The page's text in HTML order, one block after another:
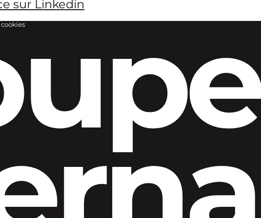
sur Linkedin